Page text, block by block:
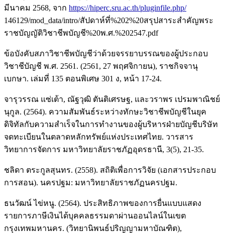
มีนาคม 2568, จาก https://hiperc.sru.ac.th/pluginfile.php/
146129/mod_data/intro/สัปดาห์ที่%202%20สรุปสาระสำคัญพระ
ราชบัญญัติวิชาชีพบัญชี%20พ.ศ.%202547.pdf
ข้อบังคับสภาวิชาชีพบัญชีว่าด้วยจรรยาบรรณของผู้ประกอบ
วิชาชีบัญชี พ.ศ. 2561. (2561, 27 พฤศจิกายน), ราชกิจจานุ
เบกษา. เล่มที่ 135 ตอนพิเศษ 301 ง, หน้า 17-24.
จารุวรรณ แซ่เต้า, ณัฐวุฒิ ตันติเศรษฐ, และวราพร เปรมพาณิชย์
นุกูล. (2564). ความสัมพันธ์ระหว่างทักษะวิชาชีพบัญชีในยุค
ดิจิทัลกับความสำเร็จในการทำงานของผู้บริหารฝ่ายบัญชีบริษัท
จดทะเบียนในตลาดหลักทรัพย์แห่งประเทศไทย. วารสาร
วิทยาการจัดการ มหาวิทยาลัยราชภัฏอุดรธานี, 3(5), 21-35.
ชลิดา ตระกูลสุนทร. (2558). สถิติเพื่อการวิจัย (เอกสารประกอบ
การสอน). นครปฐม: มหาวิทยาลัยราชภัฏนครปฐม.
ธนวัฒน์ ไข่หนู. (2564). ประสิทธิภาพของการยื่นแบบแสดง
รายการภาษีเงินได้บุคคลธรรมดาผ่านออนไลน์ในเขต
กรุงเทพมหานคร. (วิทยานิพนธ์ปริญญามหาบัณฑิต),